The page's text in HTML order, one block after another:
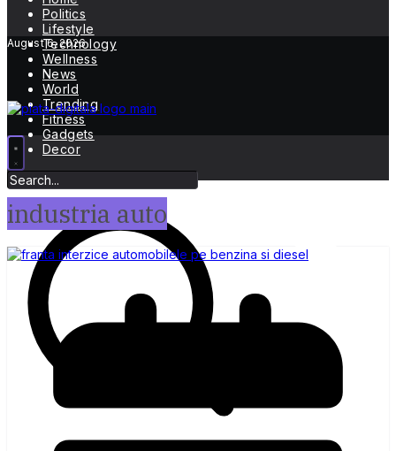
Politics
Lifestyle
Technology
Wellness
News
World
Trending
Fitness
Gadgets
Decor
August 6, 2026
industria auto